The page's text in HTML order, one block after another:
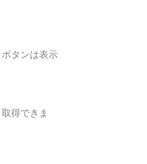
タンは表示
得できま